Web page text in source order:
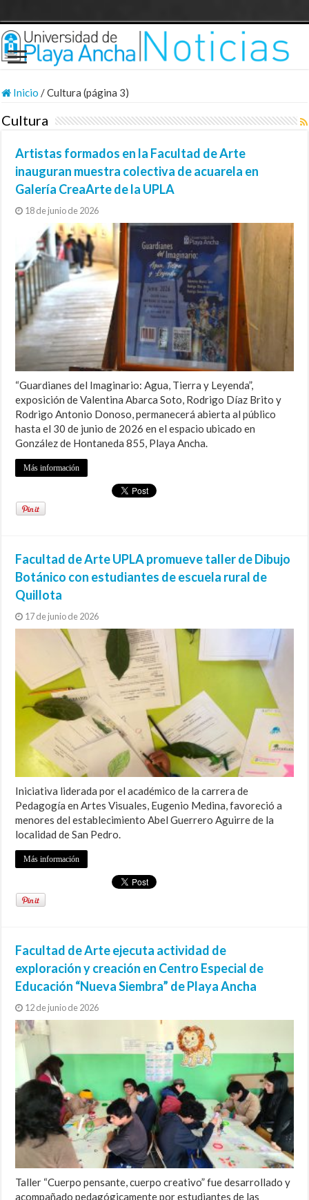
Inicio /Cultura (página 3)
Cultura
Artistas formados en la Facultad de Arte
inauguran muestra colectiva de acuarela en
Galería CreaArte de la UPLA
18 de junio de 2026
“Guardianes del Imaginario: Agua, Tierra y Leyenda”,
exposición de Valentina Abarca Soto, Rodrigo Díaz Brito y
Rodrigo Antonio Donoso, permanecerá abierta al público
hasta el 30 de junio de 2026 en el espacio ubicado en
González de Hontaneda 855, Playa Ancha.
Más información
Facultad de Arte UPLA promueve taller de Dibujo
Botánico con estudiantes de escuela rural de
Quillota
17 de junio de 2026
Iniciativa liderada por el académico de la carrera de
Pedagogía en Artes Visuales, Eugenio Medina, favoreció a
menores del establecimiento Abel Guerrero Aguirre de la
localidad de San Pedro.
Más información
Facultad de Arte ejecuta actividad de
exploración y creación en Centro Especial de
Educación “Nueva Siembra” de Playa Ancha
12 de junio de 2026
Taller “Cuerpo pensante, cuerpo creativo” fue desarrollado y
acompañado pedagógicamente por estudiantes de las